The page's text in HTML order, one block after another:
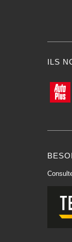
ILS